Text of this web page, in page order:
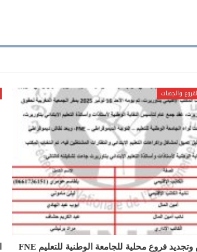
والجهات
تأسيس وتجديد فروع محلية للجامعة الوطنية للتعليم FNE